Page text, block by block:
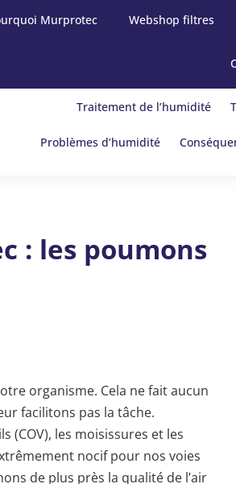
Murprotec Webshop filtres
Traitement de l’humidité
Problèmes d’humidité
: les poumons
organisme. Cela ne fait aucun
facilitons pas la tâche.
(COV), les moisissures et les
nocif pour nos voies
de plus près la qualité de l’air